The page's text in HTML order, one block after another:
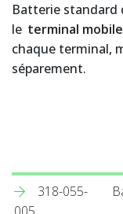
Batterie standard
le terminal
chaque terminal,
séparement.
318-055-